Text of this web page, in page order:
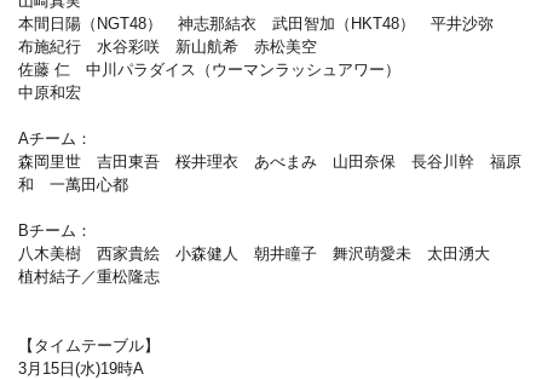
本間日陽（NGT48） 神志那結衣 武田智加（HKT48） 平井沙弥
布施紀行 水谷彩咲 新山航希 赤松美空
佐藤 仁 中川パラダイス（ウーマンラッシュアワー）
中原和宏
Aチーム：
森岡里世 吉田東吾 桜井理衣 あべまみ 山田奈保 長谷川幹 福原
和 一萬田心都
Bチーム：
八木美樹 西家貴絵 小森健人 朝井瞳子 舞沢萌愛未 太田湧大
植村結子／重松隆志
【タイムテーブル】
3月15日(水)19時A